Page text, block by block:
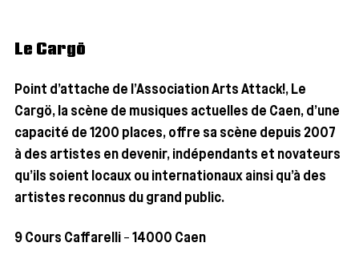
Le Cargö
Point d’at­tache de l’As­so­cia­tion Arts Attack!, Le
Cargö, la scène de musiques actuelles de Caen, d’une
capa­ci­té de 1200 places, offre sa scène depuis 2007
à des artistes en deve­nir, indé­pen­dants et nova­teurs
qu’ils soient locaux ou inter­na­tio­naux ain­si qu’à des
artistes recon­nus du grand public.
9 Cours Caf­fa­rel­li – 14000 Caen